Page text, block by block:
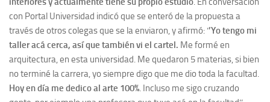
con Portal Universidad indicó que se enteró de la propuesta a
través de otros colegas que se la enviaron, y afirmó: ‘’Yo tengo mi
taller acá cerca, así que también vi el cartel. Me formé en
arquitectura, en esta universidad. Me quedaron 5 materias, si bien
no terminé la carrera, yo siempre digo que me dio toda la facultad.
Hoy en día me dedico al arte 100%. Incluso me sigo cruzando